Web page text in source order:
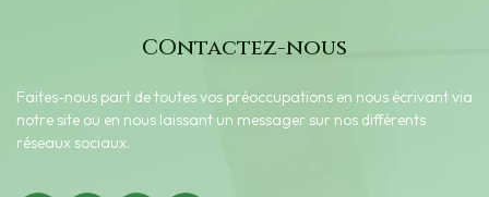
COntactez-nous
Faites-nous part de toutes vos préoccupations en nous écrivant via
notre site ou en nous laissant un messager sur nos différents
réseaux sociaux.